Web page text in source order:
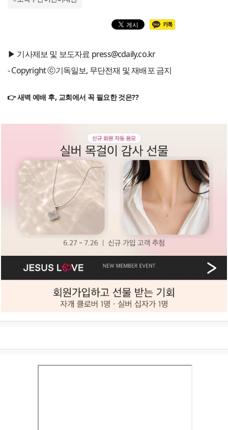
▶ 기사제보 및 보도자료 press@cdaily.co.kr
- Copyright ⓒ기독일보, 무단전재 및 재배포 금지
👉 새벽 예배 후, 교회에서 꼭 필요한 것은??